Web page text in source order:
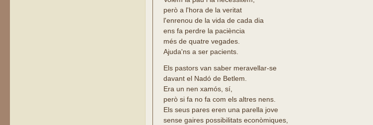
però a l'hora de la veritat
l'enrenou de la vida de cada dia
ens fa perdre la paciència
més de quatre vegades.
Ajuda'ns a ser pacients.
Els pastors van saber meravellar-se
davant el Nadó de Betlem.
Era un nen xamós, sí,
però si fa no fa com els altres nens.
Els seus pares eren una parella jove
sense gaires possibilitats econòmiques,